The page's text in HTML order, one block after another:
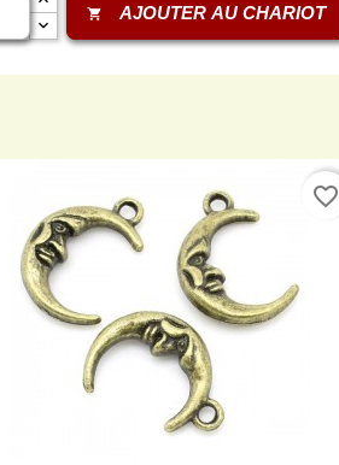
shopping_cart AJOUTER AU CHARIOT
favorite_border